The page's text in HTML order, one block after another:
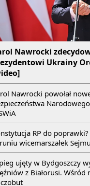
Nawrocki
Ukrainy
Nawrocki powołał
RP do
wicemarszałek
ujęty w Bydgoszczy
z Białorusi. Wśród